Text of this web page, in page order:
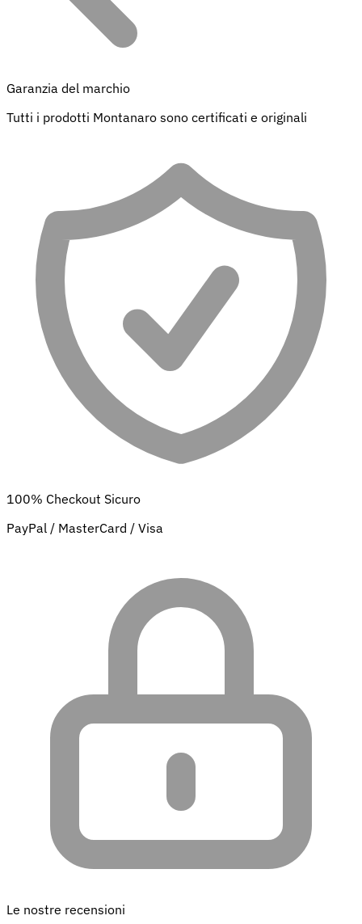
Garanzia del marchio
Tutti i prodotti Montanaro sono certificati e originali
100% Checkout Sicuro
PayPal / MasterCard / Visa
Le nostre recensioni